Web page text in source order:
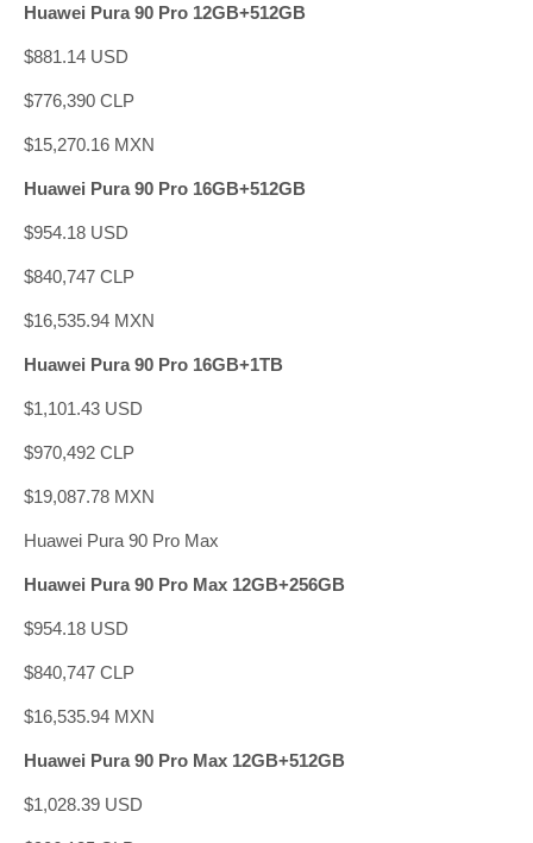
Huawei Pura 90 Pro 12GB+512GB
$881.14 USD
$776,390 CLP
$15,270.16 MXN
Huawei Pura 90 Pro 16GB+512GB
$954.18 USD
$840,747 CLP
$16,535.94 MXN
Huawei Pura 90 Pro 16GB+1TB
$1,101.43 USD
$970,492 CLP
$19,087.78 MXN
Huawei Pura 90 Pro Max
Huawei Pura 90 Pro Max 12GB+256GB
$954.18 USD
$840,747 CLP
$16,535.94 MXN
Huawei Pura 90 Pro Max 12GB+512GB
$1,028.39 USD